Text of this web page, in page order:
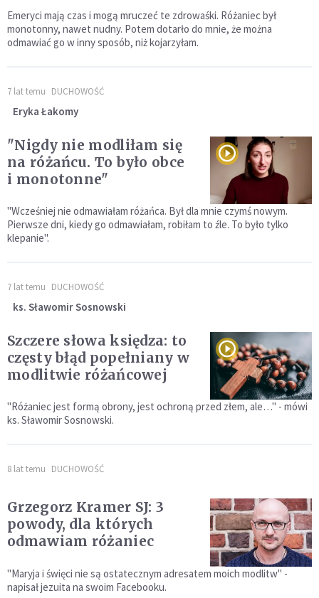
Emeryci mają czas i mogą mruczeć te zdrowaśki. Różaniec był
monotonny, nawet nudny. Potem dotarło do mnie, że można
odmawiać go w inny sposób, niż kojarzyłam.
7 lat temu DUCHOWOŚĆ
Eryka Łakomy
"Nigdy nie modliłam się
na różańcu. To było obce
i monotonne"
"Wcześniej nie odmawiałam różańca. Był dla mnie czymś nowym.
Pierwsze dni, kiedy go odmawiałam, robiłam to źle. To było tylko
klepanie".
7 lat temu DUCHOWOŚĆ
ks. Sławomir Sosnowski
Szczere słowa księdza: to
częsty błąd popełniany w
modlitwie różańcowej
"Różaniec jest formą obrony, jest ochroną przed złem, ale…" - mówi
ks. Sławomir Sosnowski.
8 lat temu DUCHOWOŚĆ
Grzegorz Kramer SJ: 3
powody, dla których
odmawiam różaniec
"Maryja i święci nie są ostatecznym adresatem moich modlitw" -
napisał jezuita na swoim Facebooku.